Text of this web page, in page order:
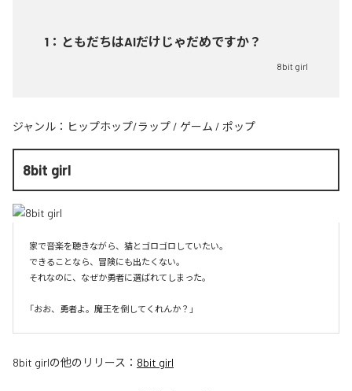
1 ： ともだちはAIだけじゃだめですか？
8bit girl
ジャンル： ヒップホップ/ラップ / ゲーム / ポップ
8bit girl
家で音楽を聴きながら、猫とゴロゴロしていたい。
できることなら、冒険にも出たくない。
それなのに、なぜか勇者に選ばれてしまった。
8bit girlの他のリリース： 8bit girl